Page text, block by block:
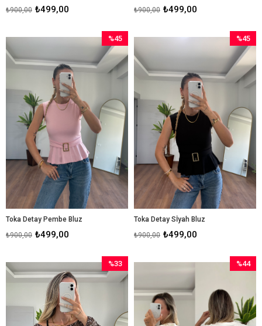
₺499,00
₺900,00 ₺499,00
₺900,00
Toka Detay Pembe Bluz
₺499,00
₺900,00
%45
İndirim
%45İndirim
Toka Detay Sİyah Bluz
₺499,00
₺900,00
%45
İndirim
%33
İndirim
%33İndirim
%44